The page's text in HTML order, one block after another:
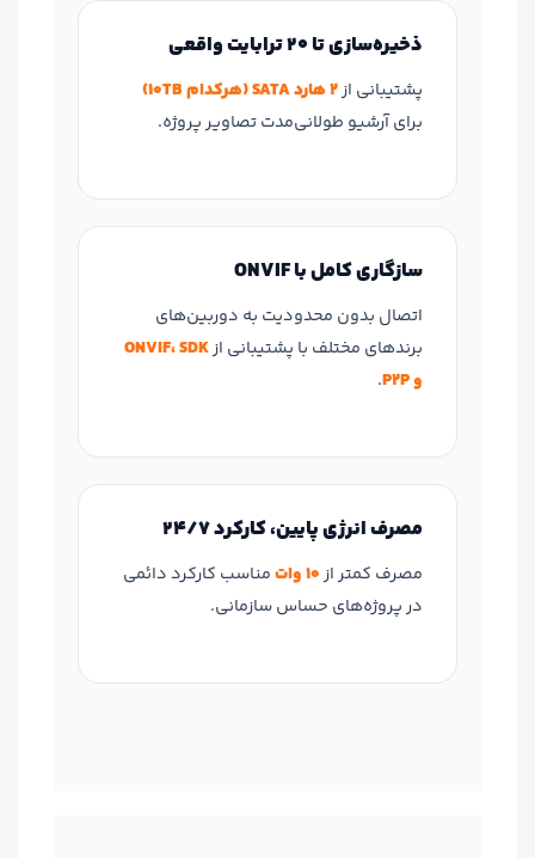
ذخیره‌سازی تا 20 ترابایت واقعی
پشتیبانی از2 هارد SATA (هرکدام 10TB)
برای آرشیو طولانی‌مدت تصاویر پروژه.
سازگاری کامل با ONVIF
اتصال بدون محدودیت به دوربین‌های
برندهای مختلف با پشتیبانی ازONVIF، SDK
و P2P
.
مصرف انرژی پایین، کارکرد 24/7
مصرف کمتر از10 وات
مناسب کارکرد دائمی
در پروژه‌های حساس سازمانی.